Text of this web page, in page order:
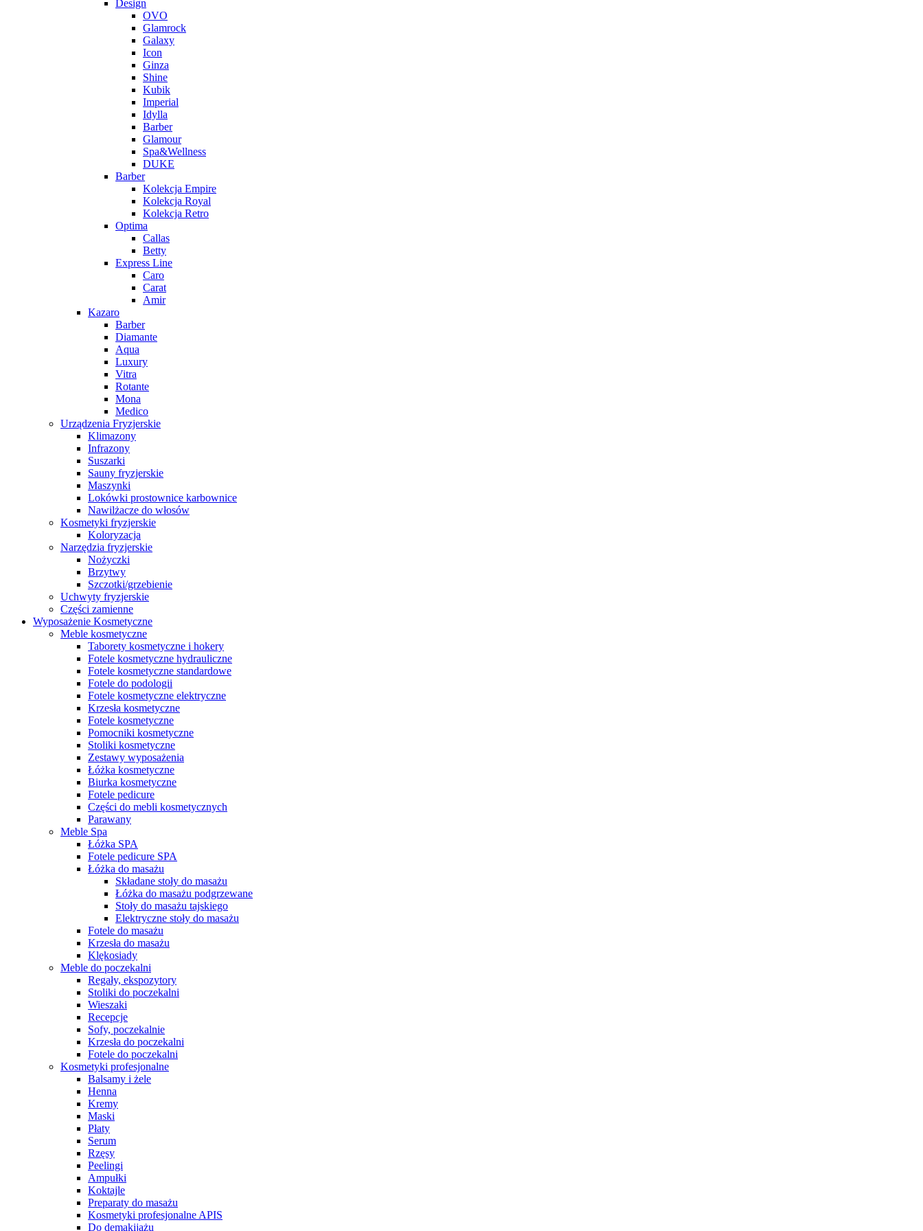
Design
OVO
Glamrock
Galaxy
Icon
Ginza
Shine
Kubik
Imperial
Idylla
Barber
Glamour
Spa&Wellness
DUKE
Barber
Kolekcja Empire
Kolekcja Royal
Kolekcja Retro
Optima
Callas
Betty
Express Line
Caro
Carat
Amir
Kazaro
Barber
Diamante
Aqua
Luxury
Vitra
Rotante
Mona
Medico
Urządzenia Fryzjerskie
Klimazony
Infrazony
Suszarki
Sauny fryzjerskie
Maszynki
Lokówki prostownice karbownice
Nawilżacze do włosów
Kosmetyki fryzjerskie
Koloryzacja
Narzędzia fryzjerskie
Nożyczki
Brzytwy
Szczotki/grzebienie
Uchwyty fryzjerskie
Części zamienne
Wyposażenie Kosmetyczne
Meble kosmetyczne
Taborety kosmetyczne i hokery
Fotele kosmetyczne hydrauliczne
Fotele kosmetyczne standardowe
Fotele do podologii
Fotele kosmetyczne elektryczne
Krzesła kosmetyczne
Fotele kosmetyczne
Pomocniki kosmetyczne
Stoliki kosmetyczne
Zestawy wyposażenia
Łóżka kosmetyczne
Biurka kosmetyczne
Fotele pedicure
Części do mebli kosmetycznych
Parawany
Meble Spa
Łóżka SPA
Fotele pedicure SPA
Łóżka do masażu
Składane stoły do masażu
Łóżka do masażu podgrzewane
Stoły do masażu tajskiego
Elektryczne stoły do masażu
Fotele do masażu
Krzesła do masażu
Klękosiady
Meble do poczekalni
Regały, ekspozytory
Stoliki do poczekalni
Wieszaki
Recepcje
Sofy, poczekalnie
Krzesła do poczekalni
Fotele do poczekalni
Kosmetyki profesjonalne
Balsamy i żele
Henna
Kremy
Maski
Płaty
Serum
Rzęsy
Peelingi
Ampułki
Koktajle
Preparaty do masażu
Kosmetyki profesjonalne APIS
Do demakijażu